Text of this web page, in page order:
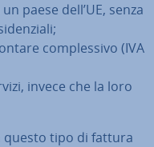
paese dell’UE, senza
com­ples­si­vo (IVA
invece che la loro
questo tipo di fattura